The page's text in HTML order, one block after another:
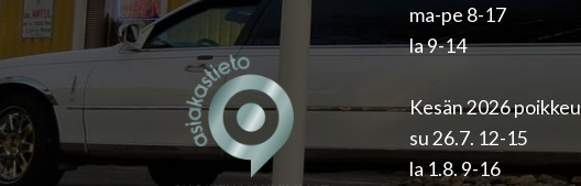
ma-pe 8-17
la 9-14
Kesän 2026
su 26.7. 12-15
la 1.8. 9-16